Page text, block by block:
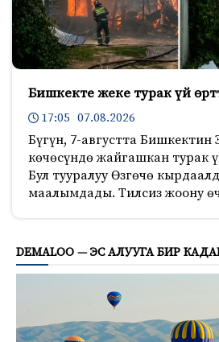
Бишкекте жеке турак үй
17:05 07.08.2026
Бүгүн, 7-августта Бишкектин
көчөсүндө жайгашкан турак
Бул тууралуу Өзгөчө
маалымдады. Тилсиз жоону
DEMALOO — ЭС АЛУУГА БИР